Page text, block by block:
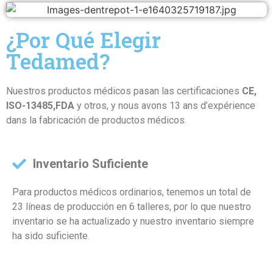
¿Por Qué Elegir
Tedamed?
Nuestros productos médicos pasan las certificaciones CE,
ISO-13485,FDA y otros, y nous avons 13 ans d’expérience
dans la fabricación de productos médicos.
Inventario Suficiente
Para productos médicos ordinarios, tenemos un total de
23 líneas de producción en 6 talleres, por lo que nuestro
inventario se ha actualizado y nuestro inventario siempre
ha sido suficiente.